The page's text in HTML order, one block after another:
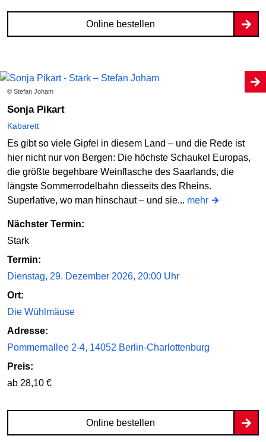
Online bestellen
© Stefan Joham
Sonja Pikart
Kabarett
Es gibt so viele Gipfel in diesem Land – und die Rede ist
hier nicht nur von Bergen: Die höchste Schaukel Europas,
die größte begehbare Weinflasche des Saarlands, die
längste Sommerrodelbahn diesseits des Rheins.
Superlative, wo man hinschaut – und sie... mehr
Nächster Termin:
Stark
Termin:
Dienstag, 29. Dezember 2026, 20:00 Uhr
Ort:
Die Wühlmäuse
Adresse:
Pommernallee 2-4, 14052 Berlin-Charlottenburg
Preis:
ab 28,10 €
Online bestellen